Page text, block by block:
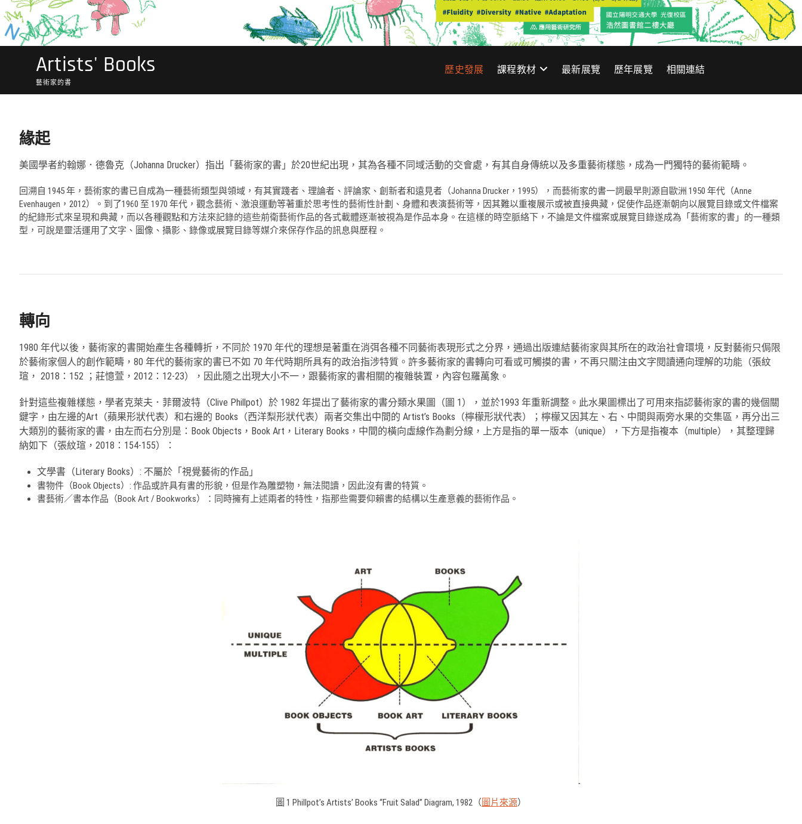
Artists' Books
藝術家的書
歷史發展 課程教材 最新展覽 歷年展覽 相關連結
緣起
美國學者約翰娜．德魯克（Johanna Drucker）指出「藝術家的書」於20世紀出現，其為各種不同域活動的交會處，有其自身傳統以及多重藝術樣態，成為一門獨特的藝術範疇。
回溯自 1945 年，藝術家的書已自成為一種藝術類型與領域，有其實踐者、理論者、評論家、創新者和遠見者（Johanna Drucker，1995），而藝術家的書一詞最早則源自歐洲 1950 年代（Anne
Evenhaugen，2012）。到了1960 至 1970 年代，觀念藝術、激浪運動等著重於思考性的藝術性計劃、身體和表演藝術等，因其難以重複展示或被直接典藏，促使作品逐漸朝向以展覽目錄或文件檔案
的紀錄形式來呈現和典藏，而以各種觀點和方法來記錄的這些前衛藝術作品的各式載體逐漸被視為是作品本身。在這樣的時空脈絡下，不論是文件檔案或展覽目錄遂成為「藝術家的書」的一種類
型，可說是靈活運用了文字、圖像、攝影、錄像或展覽目錄等媒介來保存作品的訊息與歷程。
轉向
1980 年代以後，藝術家的書開始產生各種轉折，不同於 1970 年代的理想是著重在消弭各種不同藝術表現形式之分界，通過出版連結藝術家與其所在的政治社會環境，反對藝術只侷限
於藝術家個人的創作範疇，80 年代的藝術家的書已不如 70 年代時期所具有的政治指涉特質。許多藝術家的書轉向可看或可觸摸的書，不再只關注由文字閱讀通向理解的功能（張紋
瑄， 2018：152 ；莊憶萱，2012：12-23），因此隨之出現大小不一，跟藝術家的書相關的複雜裝置，內容包羅萬象。
針對這些複雜樣態，學者克萊夫．菲爾波特（Clive Phillpot）於 1982 年提出了藝術家的書分類水果圖（圖 1），並於1993 年重新調整。此水果圖標出了可用來指認藝術家的書的幾個關
鍵字，由左邊的Art（蘋果形狀代表）和右邊的 Books（西洋梨形狀代表）兩者交集出中間的 Artist’s Books（檸檬形狀代表）；檸檬又因其左、右、中間與兩旁水果的交集區，再分出三
大類別的藝術家的書，由左而右分別是：Book Objects，Book Art，Literary Books，中間的橫向虛線作為劃分線，上方是指的單一版本（unique），下方是指複本（multiple），其整理歸
納如下（張紋瑄，2018：154-155）：
文學書（Literary Books）: 不屬於「視覺藝術的作品」
書物件（Book Objects）: 作品或許具有書的形貌，但是作為雕塑物，無法閱讀，因此沒有書的特質。
書藝術／書本作品（Book Art / Bookworks）：同時擁有上述兩者的特性，指那些需要仰賴書的結構以生產意義的藝術作品。
圖 1 Phillpot’s Artists’ Books “Fruit Salad” Diagram, 1982（ 圖片來源）